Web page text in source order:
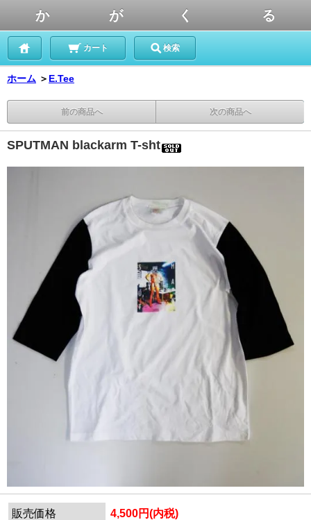
か が く る
カート 検索
ホーム ＞ E.Tee
前の商品へ 次の商品へ
SPUTMAN blackarm T-sht
販売価格 4,500円(内税)